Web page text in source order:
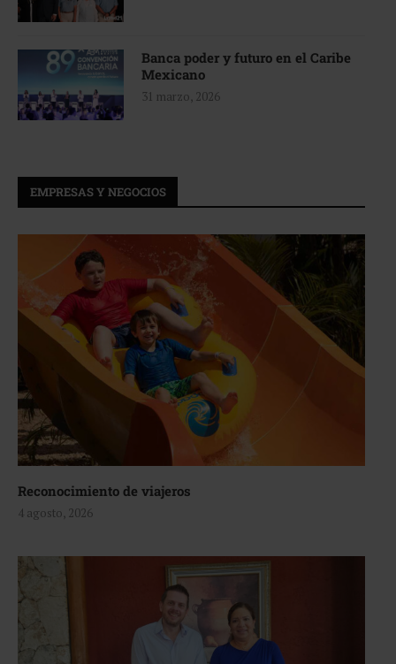
Banca poder y futuro en el Caribe
Mexicano
31 marzo, 2026
EMPRESAS Y NEGOCIOS
Reconocimiento de viajeros
4 agosto, 2026